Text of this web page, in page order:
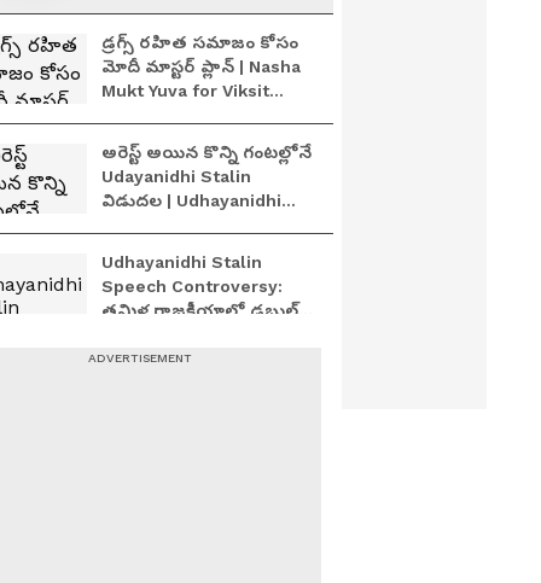
డ్రగ్స్ రహిత సమాజం కోసం
మోదీ మాస్టర్ ప్లాన్ | Nasha
Mukt Yuva for Viksit
అరెస్ట్ అయిన కొన్ని గంటల్లోనే
Udayanidhi Stalin
విడుదల | Udhayanidhi
Udhayanidhi Stalin
Speech Controversy:
తమిళ రాజకీయాల్లో డబుల్
Asianet Telugu